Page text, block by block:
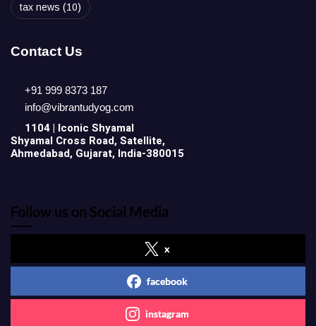
tax news (10)
Contact Us
+91 999 8373 187
info@vibrantudyog.com
1104 | Iconic Shyamal
Shyamal Cross Road, Satellite,
Ahmedabad, Gujarat, India-380015
Follow us on Social Media
x
facebook
instagram